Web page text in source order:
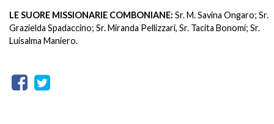
LE SUORE MISSIONARIE COMBONIANE: Sr. M. Savina Ongaro; Sr.
Grazielda Spadaccino; Sr. Miranda Pellizzari, Sr. Tacita Bonomi; Sr.
Luisalma Maniero.